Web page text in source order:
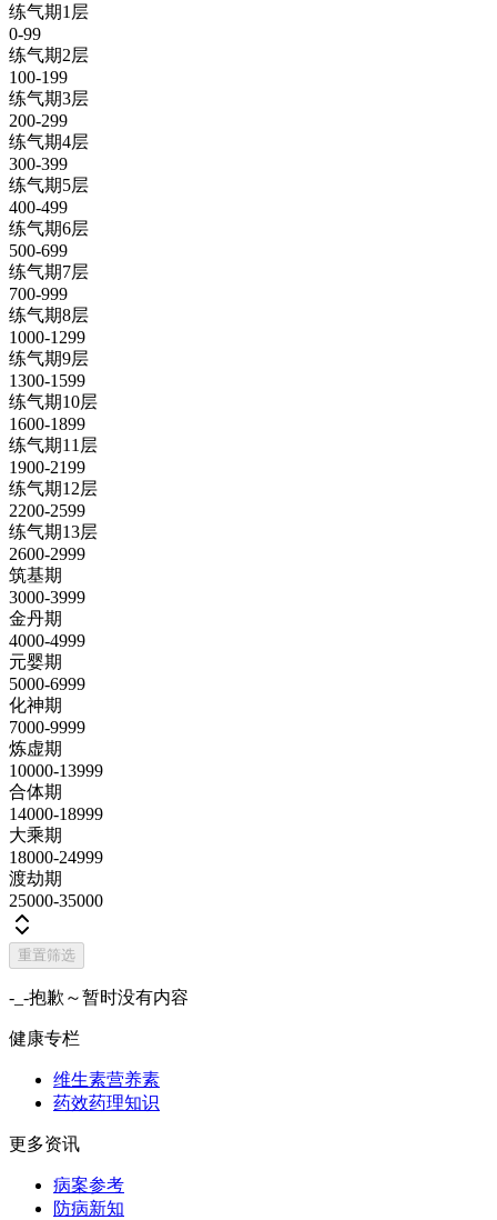
练气期1层
0-99
练气期2层
100-199
练气期3层
200-299
练气期4层
300-399
练气期5层
400-499
练气期6层
500-699
练气期7层
700-999
练气期8层
1000-1299
练气期9层
1300-1599
练气期10层
1600-1899
练气期11层
1900-2199
练气期12层
2200-2599
练气期13层
2600-2999
筑基期
3000-3999
金丹期
4000-4999
元婴期
5000-6999
化神期
7000-9999
炼虚期
10000-13999
合体期
14000-18999
大乘期
18000-24999
渡劫期
25000-35000
重置筛选
-_-抱歉～暂时没有内容
健康专栏
维生素营养素
药效药理知识
更多资讯
病案参考
防病新知